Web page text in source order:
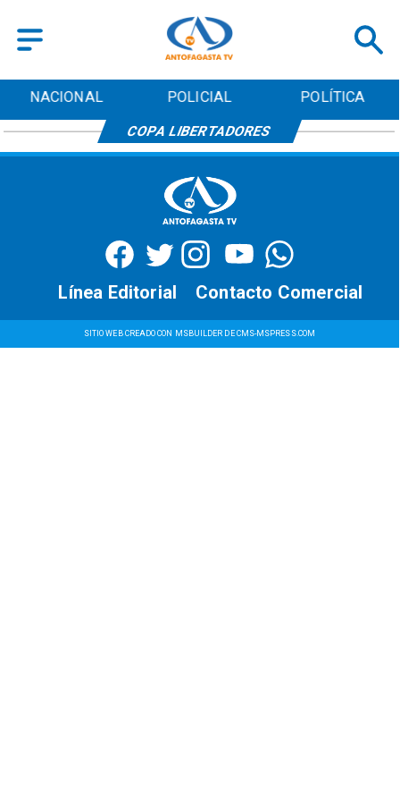
NACIONAL POLICIAL POLÍTICA
COPA LIBERTADORES
SITIO WEB CREADO CON MSBUILDER DE CMS-MSPRESS.COM
Contacto Comercial
Línea Editorial